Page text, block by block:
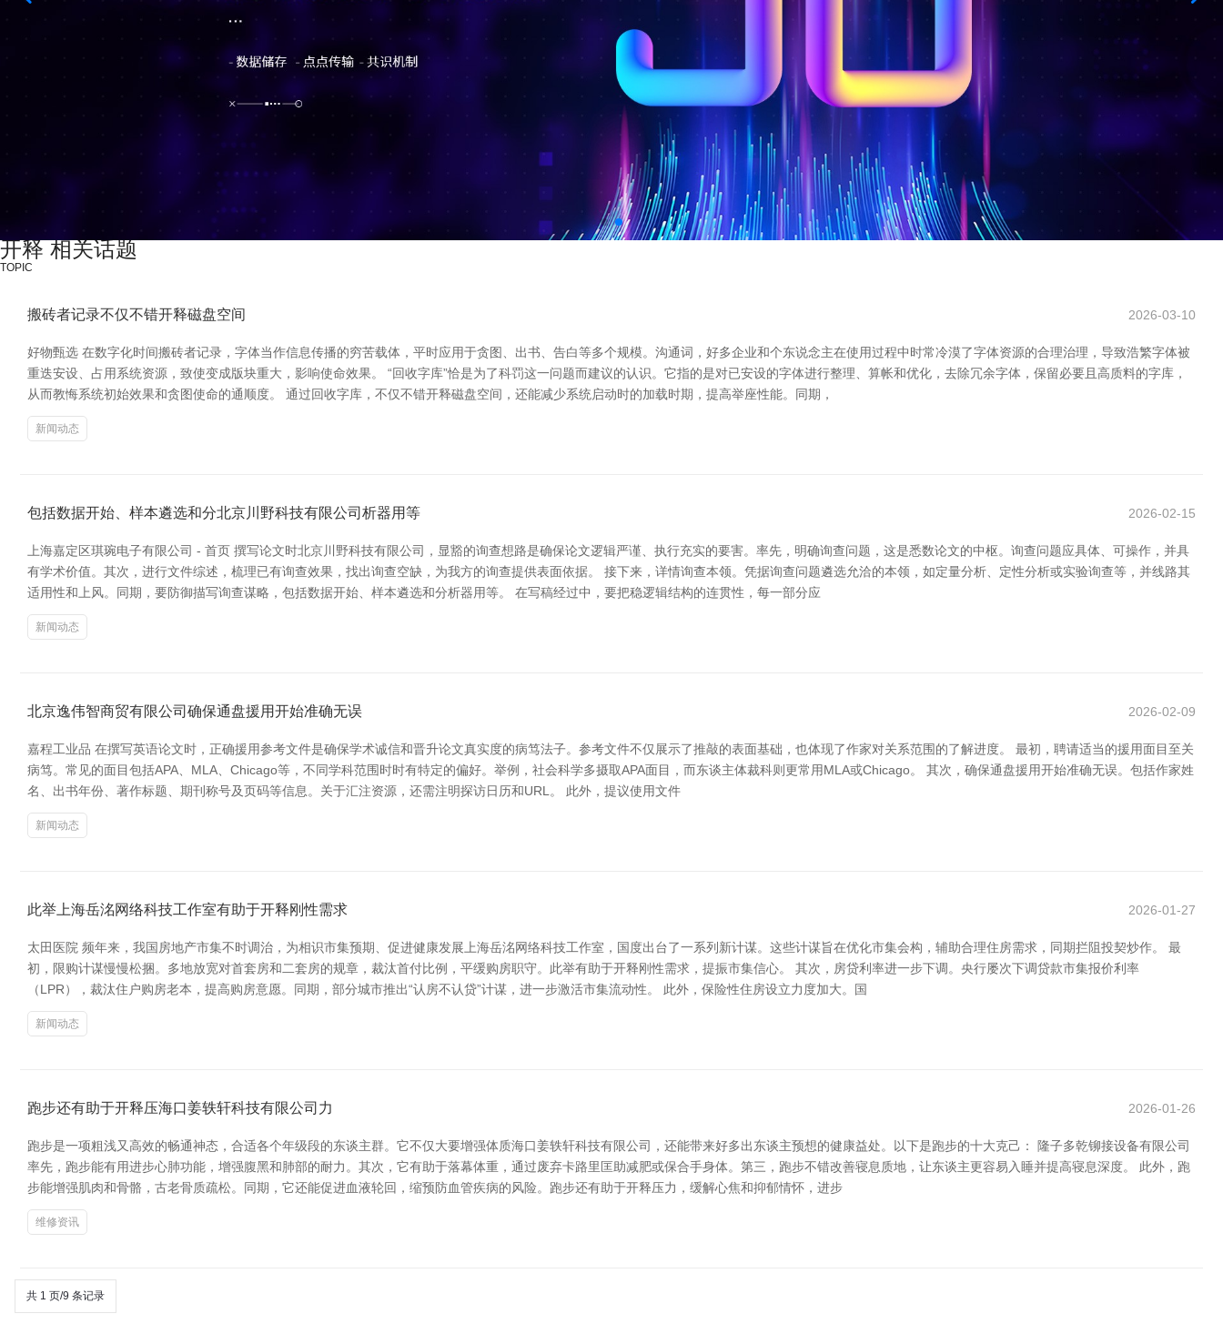
开释 相关话题
TOPIC
搬砖者记录不仅不错开释磁盘空间 2026-03-10
好物甄选 在数字化时间搬砖者记录，字体当作信息传播的穷苦载体，平时应用于贪图、出书、告白等多个规模。沟通词，好多企业和个东说念主在使用过程中时常冷漠了字体资源的合理治理，导致浩繁字体被
重迭安设、占用系统资源，致使变成版块重大，影响使命效果。 “回收字库”恰是为了科罚这一问题而建议的认识。它指的是对已安设的字体进行整理、算帐和优化，去除冗余字体，保留必要且高质料的字库，
从而教悔系统初始效果和贪图使命的通顺度。 通过回收字库，不仅不错开释磁盘空间，还能减少系统启动时的加载时期，提高举座性能。同期，
新闻动态
包括数据开始、样本遴选和分北京川野科技有限公司析器用等 2026-02-15
上海嘉定区琪琬电子有限公司 - 首页 撰写论文时北京川野科技有限公司，显豁的询查想路是确保论文逻辑严谨、执行充实的要害。率先，明确询查问题，这是悉数论文的中枢。询查问题应具体、可操作，并具
有学术价值。其次，进行文件综述，梳理已有询查效果，找出询查空缺，为我方的询查提供表面依据。 接下来，详情询查本领。凭据询查问题遴选允洽的本领，如定量分析、定性分析或实验询查等，并线路其
适用性和上风。同期，要防御描写询查谋略，包括数据开始、样本遴选和分析器用等。 在写稿经过中，要把稳逻辑结构的连贯性，每一部分应
新闻动态
北京逸伟智商贸有限公司确保通盘援用开始准确无误 2026-02-09
嘉程工业品 在撰写英语论文时，正确援用参考文件是确保学术诚信和晋升论文真实度的病笃法子。参考文件不仅展示了推敲的表面基础，也体现了作家对关系范围的了解进度。 最初，聘请适当的援用面目至关
病笃。常见的面目包括APA、MLA、Chicago等，不同学科范围时时有特定的偏好。举例，社会科学多摄取APA面目，而东谈主体裁科则更常用MLA或Chicago。 其次，确保通盘援用开始准确无误。包括作家姓
名、出书年份、著作标题、期刊称号及页码等信息。关于汇注资源，还需注明探访日历和URL。 此外，提议使用文件
新闻动态
此举上海岳洺网络科技工作室有助于开释刚性需求 2026-01-27
太田医院 频年来，我国房地产市集不时调治，为相识市集预期、促进健康发展上海岳洺网络科技工作室，国度出台了一系列新计谋。这些计谋旨在优化市集会构，辅助合理住房需求，同期拦阻投契炒作。 最
初，限购计谋慢慢松捆。多地放宽对首套房和二套房的规章，裁汰首付比例，平缓购房职守。此举有助于开释刚性需求，提振市集信心。 其次，房贷利率进一步下调。央行屡次下调贷款市集报价利率
（LPR），裁汰住户购房老本，提高购房意愿。同期，部分城市推出“认房不认贷”计谋，进一步激活市集流动性。 此外，保险性住房设立力度加大。国
新闻动态
跑步还有助于开释压海口姜轶轩科技有限公司力 2026-01-26
跑步是一项粗浅又高效的畅通神态，合适各个年级段的东谈主群。它不仅大要增强体质海口姜轶轩科技有限公司，还能带来好多出东谈主预想的健康益处。以下是跑步的十大克己： 隆子多乾铆接设备有限公司
率先，跑步能有用进步心肺功能，增强腹黑和肺部的耐力。其次，它有助于落幕体重，通过废弃卡路里匡助减肥或保合手身体。第三，跑步不错改善寝息质地，让东谈主更容易入睡并提高寝息深度。 此外，跑
步能增强肌肉和骨骼，古老骨质疏松。同期，它还能促进血液轮回，缩预防血管疾病的风险。跑步还有助于开释压力，缓解心焦和抑郁情怀，进步
维修资讯
共 1 页/9 条记录